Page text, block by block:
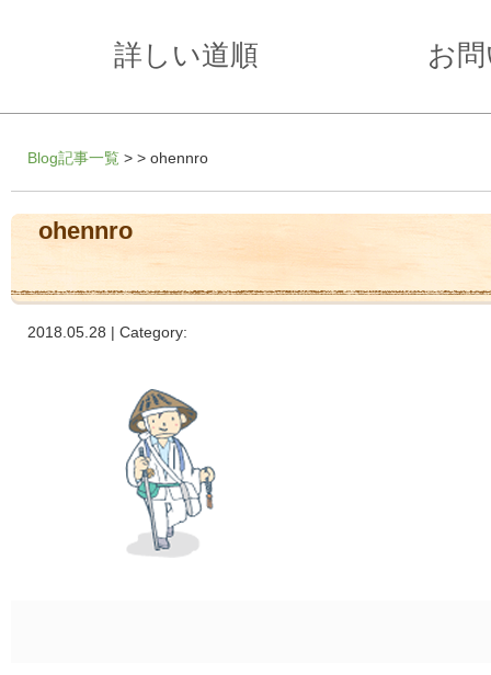
詳しい道順 お
Blog記事一覧 > > ohennro
ohennro
2018.05.28 | Category: